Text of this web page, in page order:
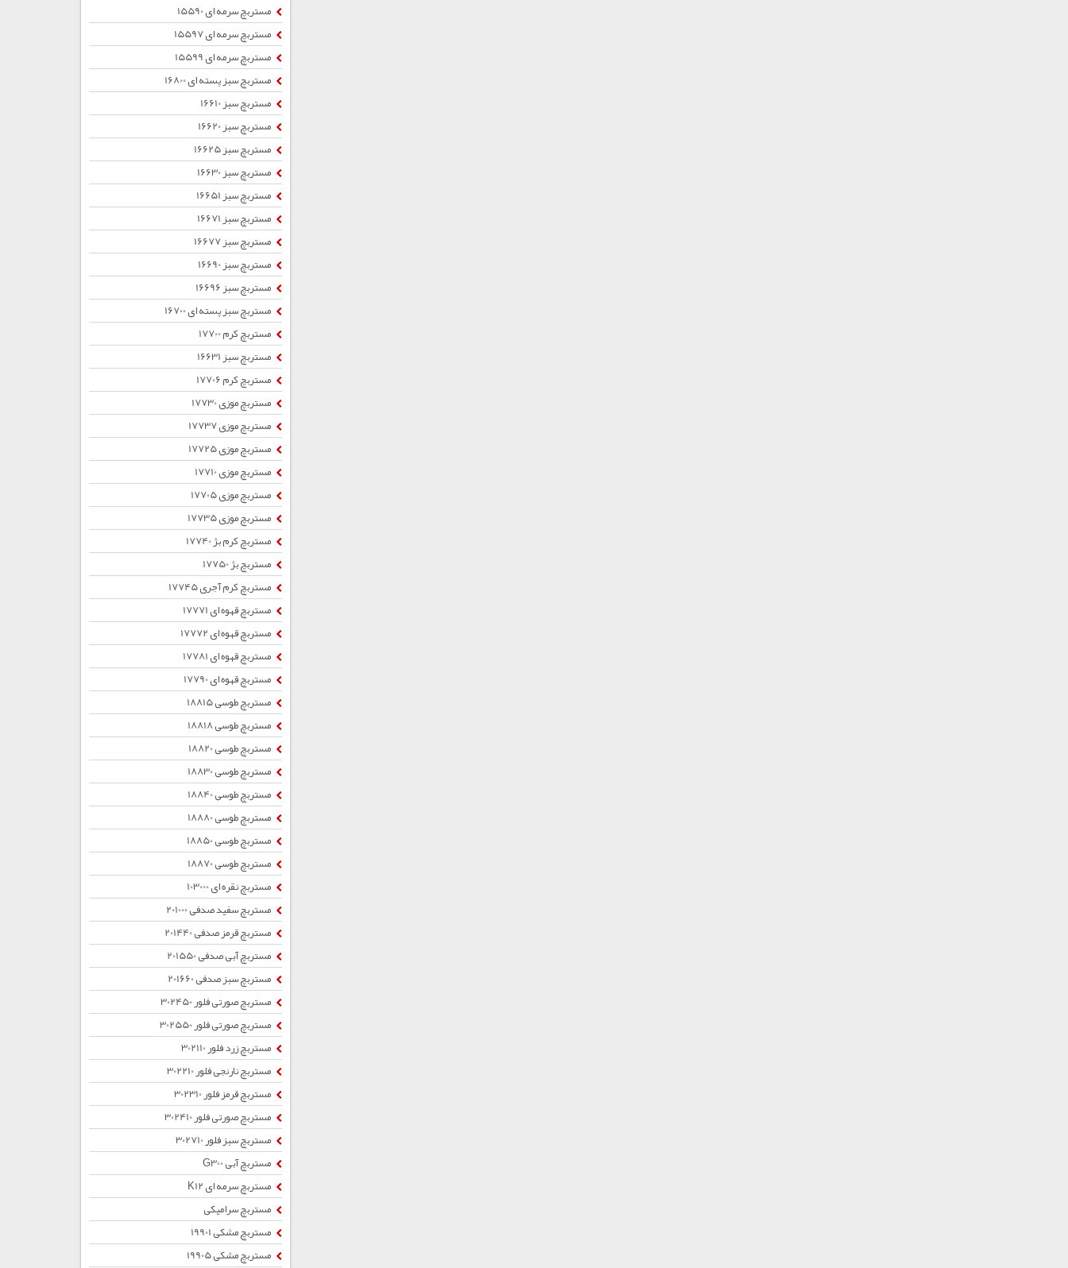
مستربچ سرمه ای 15590
مستربچ سرمه ای 15597
مستربچ سرمه ای 15599
مستربچ سبز پسته ای 16800
مستربچ سبز 16610
مستربچ سبز 16620
مستربچ سبز 16625
مستربچ سبز 16630
مستربچ سبز 16651
مستربچ سبز 16671
مستربچ سبز 16677
مستربچ سبز 16690
مستربچ سبز 16696
مستربچ سبز پسته ای 16700
مستربچ کرم 17700
مستربچ سبز 16631
مستربچ کرم 17706
مستربچ موزی 17730
مستربچ موزی 17737
مستربچ موزی 17725
مستربچ موزی 17710
مستربچ موزی 17705
مستربچ موزی 17735
مستربچ کرم بژ 17740
مستربچ بژ 17750
مستربچ کرم آجری 17745
مستربچ قهوه ای 17771
مستربچ قهوه ای 17772
مستربچ قهوه ای 17781
مستربچ قهوه ای 17790
مستربچ طوسی 18815
مستربچ طوسی 18818
مستربچ طوسی 18820
مستربچ طوسی 18830
مستربچ طوسی 18840
مستربچ طوسی 18880
مستربچ طوسی 18850
مستربچ طوسی 18870
مستربچ نقره ای 103000
مستربچ سفید صدفی 201000
مستربچ قرمز صدفی 201440
مستربچ آبی صدفی 201550
مستربچ سبز صدفی 201660
مستربچ صورتی فلور 302450
مستربچ صورتی فلور 302550
مستربچ زرد فلور 302110
مستربچ نارنجی فلور 302210
مستربچ قرمز فلور 302310
مستربچ صورتی فلور 302410
مستربچ سبز فلور 302710
مستربچ آبی G300
مستربچ سرمه ای K12
مستربچ سرامیکی
مستربچ مشکی 19901
مستربچ مشکی 19905